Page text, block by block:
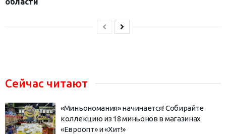
Сейчас читают
«Миньономания» начинается! Собирайте
коллекцию из 18 миньонов в магазинах
«Евроопт» и «Хит!»